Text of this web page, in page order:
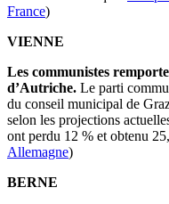
France)
VIENNE
Les communistes
d’Autriche. Le parti
du conseil municipal de
selon les projections
ont perdu 12 % et obtenu
Allemagne)
BERNE